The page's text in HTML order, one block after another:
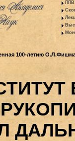
ППВ
100-летию